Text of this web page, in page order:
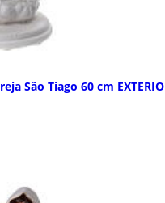
São Tiago 60 cm